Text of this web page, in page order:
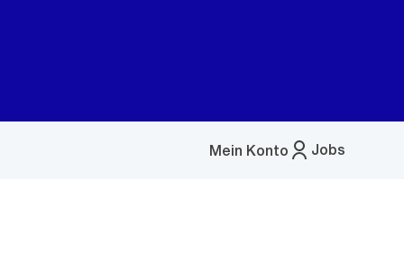
Jobs
Mein Konto
Menü